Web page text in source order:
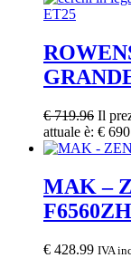
€719.96 Il
attuale è: €
MAK –
€ 428.99 IVA